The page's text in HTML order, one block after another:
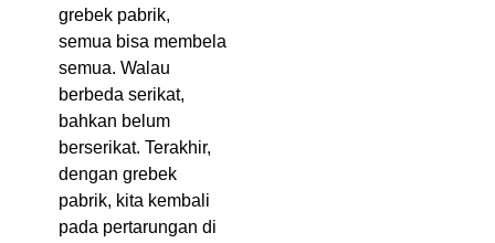
grebek pabrik,
semua bisa membela
semua. Walau
berbeda serikat,
bahkan belum
berserikat. Terakhir,
dengan grebek
pabrik, kita kembali
pada pertarungan di